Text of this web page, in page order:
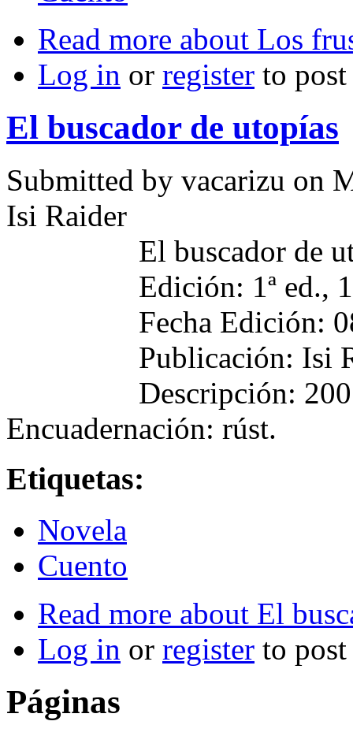
Read more about Los
Log in or register to
El buscador de utopías
Submitted by vacarizu on
Isi Raider
El buscador de
Edición: 1ª ed.,
Fecha Edición:
Publicación: Isi
Descripción:
Encuadernación: rúst.
Etiquetas:
Novela
Cuento
Read more about El
Log in or register to
Páginas